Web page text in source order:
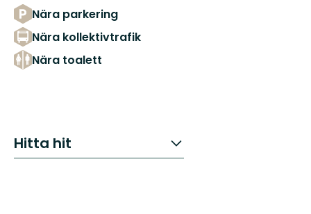
Nära parkering
Nära kollektivtrafik
Nära toalett
Hitta hit